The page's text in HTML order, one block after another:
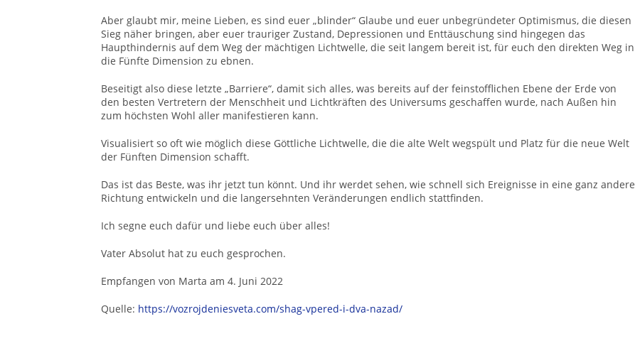
Aber glaubt mir, meine Lieben, es sind euer „blinder“ Glaube und euer unbegründeter Optimismus, die diesen
Sieg näher bringen, aber euer trauriger Zustand, Depressionen und Enttäuschung sind hingegen das
Haupthindernis auf dem Weg der mächtigen Lichtwelle, die seit langem bereit ist, für euch den direkten Weg in
die Fünfte Dimension zu ebnen.
Beseitigt also diese letzte „Barriere“, damit sich alles, was bereits auf der feinstofflichen Ebene der Erde von
den besten Vertretern der Menschheit und Lichtkräften des Universums geschaffen wurde, nach Außen hin
zum höchsten Wohl aller manifestieren kann.
Visualisiert so oft wie möglich diese Göttliche Lichtwelle, die die alte Welt wegspült und Platz für die neue Welt
der Fünften Dimension schafft.
Das ist das Beste, was ihr jetzt tun könnt. Und ihr werdet sehen, wie schnell sich Ereignisse in eine ganz andere
Richtung entwickeln und die langersehnten Veränderungen endlich stattfinden.
Ich segne euch dafür und liebe euch über alles!
Vater Absolut hat zu euch gesprochen.
Empfangen von Marta am 4. Juni 2022
Quelle: https://vozrojdeniesveta.com/shag-vpered-i-dva-nazad/